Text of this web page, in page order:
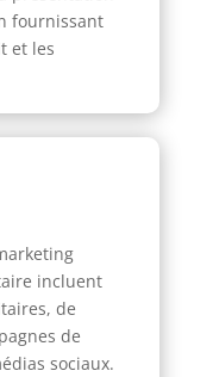
fournissant
et les
incluent
de
de
sociaux.